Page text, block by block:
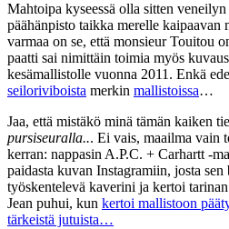
Mahtoipa kyseessä olla sitten
päähänpisto taikka merelle kaipaavan
varmaa on se, että monsieur Touitou
paatti sai nimittäin toimia myös
kesämallistolle vuonna 2011. Enkä
seiloriviboista merkin mallistoissa…
Jaa, että mistäkö minä tämän kaiken
pursiseuralla... Ei vais, maailma vain
kerran: nappasin A.P.C. + Carhartt -
paidasta kuvan Instagramiin, josta sen
työskentelevä kaverini ja kertoi
Jean puhui, kun kertoi mallistoon
tärkeistä jutuista…